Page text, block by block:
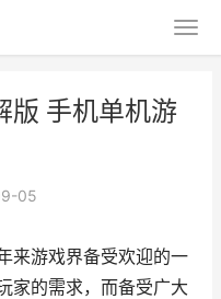
版 手机单机游
05
来游戏界备受欢迎的一
家的需求，而备受广大